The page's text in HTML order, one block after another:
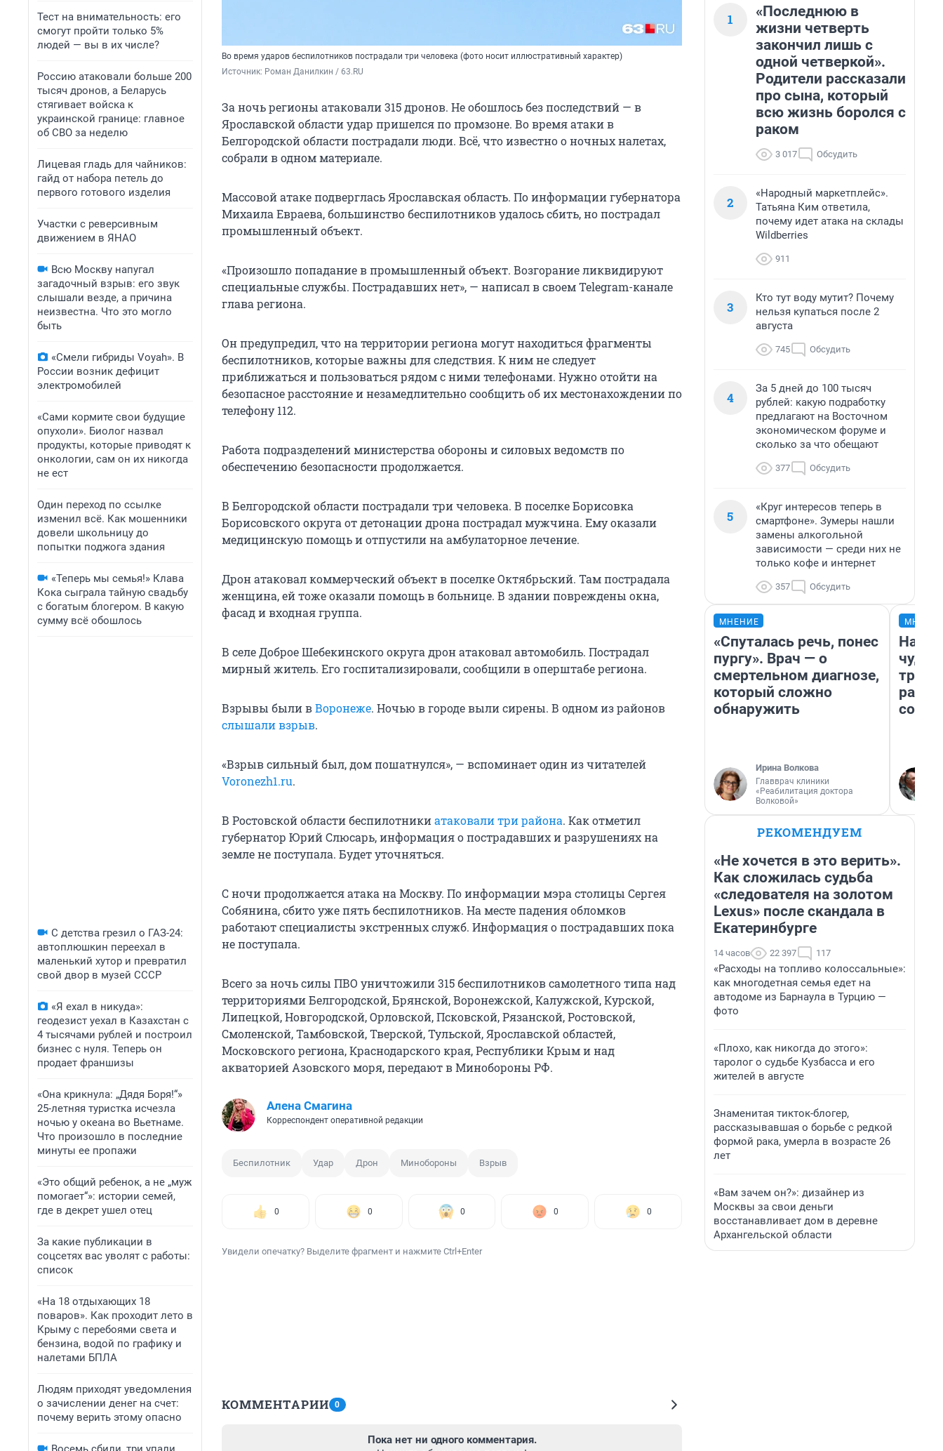
Тест на внимательность: его
смогут пройти только 5%
людей — вы в их числе?
Россию атаковали больше 200
тысяч дронов, а Беларусь
стягивает войска к
украинской границе: главное
об СВО за неделю
Лицевая гладь для чайников:
гайд от набора петель до
первого готового изделия
Участки с реверсивным
движением в ЯНАО
Всю Москву напугал
загадочный взрыв: его звук
слышали везде, а причина
неизвестна. Что это могло
быть
«Смели гибриды Voyah». В
России возник дефицит
электромобилей
«Сами кормите свои будущие
опухоли». Биолог назвал
продукты, которые приводят к
онкологии, сам он их никогда
не ест
Один переход по ссылке
изменил всё. Как мошенники
довели школьницу до
попытки поджога здания
«Теперь мы семья!» Клава
Кока сыграла тайную свадьбу
с богатым блогером. В какую
сумму всё обошлось
С детства грезил о ГАЗ-24:
автоплюшкин переехал в
маленький хутор и превратил
свой двор в музей СССР
«Я ехал в никуда»:
геодезист уехал в Казахстан с
4 тысячами рублей и построил
бизнес с нуля. Теперь он
продает франшизы
«Она крикнула: „Дядя Боря!“»
25-летняя туристка исчезла
ночью у океана во Вьетнаме.
Что произошло в последние
минуты ее пропажи
«Это общий ребенок, а не „муж
помогает“»: истории семей,
где в декрет ушел отец
За какие публикации в
соцсетях вас уволят с работы:
список
«На 18 отдыхающих 18
поваров». Как проходит лето в
Крыму с перебоями света и
бензина, водой по графику и
налетами БПЛА
Людям приходят уведомления
о зачислении денег на счет:
почему верить этому опасно
Во время ударов беспилотников пострадали три человека (фото носит иллюстративный характер)
Источник: Роман Данилкин / 63.RU
За ночь регионы атаковали 315 дронов. Не обошлось без последствий — в
Ярославской области удар пришелся по промзоне. Во время атаки в
Белгородской области пострадали люди. Всё, что известно о ночных налетах,
собрали в одном материале.
Массовой атаке подверглась Ярославская область. По информации губернатора
Михаила Евраева, большинство беспилотников удалось сбить, но пострадал
промышленный объект.
«Произошло попадание в промышленный объект. Возгорание ликвидируют
специальные службы. Пострадавших нет», — написал в своем Telegram-канале
глава региона.
Он предупредил, что на территории региона могут находиться фрагменты
беспилотников, которые важны для следствия. К ним не следует
приближаться и пользоваться рядом с ними телефонами. Нужно отойти на
безопасное расстояние и незамедлительно сообщить об их местонахождении по
телефону 112.
Работа подразделений министерства обороны и силовых ведомств по
обеспечению безопасности продолжается.
В Белгородской области пострадали три человека. В поселке Борисовка
Борисовского округа от детонации дрона пострадал мужчина. Ему оказали
медицинскую помощь и отпустили на амбулаторное лечение.
Дрон атаковал коммерческий объект в поселке Октябрьский. Там пострадала
женщина, ей тоже оказали помощь в больнице. В здании повреждены окна,
фасад и входная группа.
В селе Доброе Шебекинского округа дрон атаковал автомобиль. Пострадал
мирный житель. Его госпитализировали, сообщили в оперштабе региона.
Взрывы были вВоронеже. Ночью в городе выли сирены. В одном из районов
слышали взрыв.
«Взрыв сильный был, дом пошатнулся», — вспоминает один из читателей
Voronezh1.ru.
В Ростовской области беспилотникиатаковали три района. Как отметил
губернатор Юрий Слюсарь, информация о пострадавших и разрушениях на
земле не поступала. Будет уточняться.
С ночи продолжается атака на Москву. По информации мэра столицы Сергея
Собянина, сбито уже пять беспилотников. На месте падения обломков
работают специалисты экстренных служб. Информация о пострадавших пока
не поступала.
Всего за ночь силы ПВО уничтожили 315 беспилотников самолетного типа над
территориями Белгородской, Брянской, Воронежской, Калужской, Курской,
Липецкой, Новгородской, Орловской, Псковской, Рязанской, Ростовской,
Смоленской, Тамбовской, Тверской, Тульской, Ярославской областей,
Московского региона, Краснодарского края, Республики Крым и над
акваторией Азовского моря, передают в Минобороны РФ.
Алена Смагина
Корреспондент оперативной редакции
Беспилотник Удар Дрон Минобороны Взрыв
0 0 0 0 0
Увидели опечатку? Выделите фрагмент и нажмите Ctrl+Enter
КОММЕНТАРИИ 0
Пока нет ни одного комментария.
1
«Последнюю в
жизни четверть
закончил лишь с
одной четверкой».
Родители рассказали
про сына, который
всю жизнь боролся с
раком
3 017 Обсудить
2
«Народный маркетплейс».
Татьяна Ким ответила,
почему идет атака на склады
Wildberries
911
3
Кто тут воду мутит? Почему
нельзя купаться после 2
августа
745 Обсудить
4
За 5 дней до 100 тысяч
рублей: какую подработку
предлагают на Восточном
экономическом форуме и
сколько за что обещают
377 Обсудить
5
«Круг интересов теперь в
смартфоне». Зумеры нашли
замены алкогольной
зависимости — среди них не
только кофе и интернет
357 Обсудить
МНЕНИЕ
«Спуталась речь, понес
пургу». Врач — о
смертельном диагнозе,
который сложно
обнаружить
Ирина Волкова
Главврач клиники
«Реабилитация доктора
Волковой»
РЕКОМЕНДУЕМ
«Не хочется в это верить».
Как сложилась судьба
«следователя на золотом
Lexus» после скандала в
Екатеринбурге
14 часов 22 397 117
«Расходы на топливо колоссальные»:
как многодетная семья едет на
автодоме из Барнаула в Турцию —
фото
«Плохо, как никогда до этого»:
таролог о судьбе Кузбасса и его
жителей в августе
Знаменитая тикток-блогер,
рассказывавшая о борьбе с редкой
формой рака, умерла в возрасте 26
лет
«Вам зачем он?»: дизайнер из
Москвы за свои деньги
восстанавливает дом в деревне
Архангельской области